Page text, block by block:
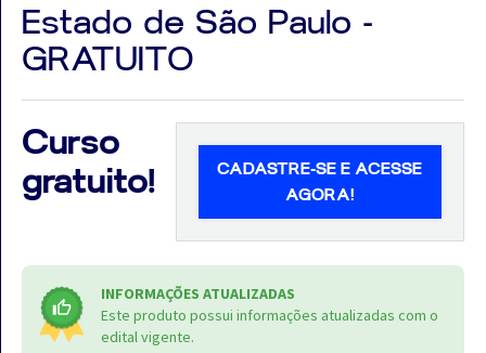
VIVO
GRATUITAS!
Estado de São Paulo -
GRATUITO
Curso
gratuito!
CADASTRE-SE E ACESSE
AGORA!
INFORMAÇÕES ATUALIZADAS
Este produto possui informações atualizadas com o
edital vigente.